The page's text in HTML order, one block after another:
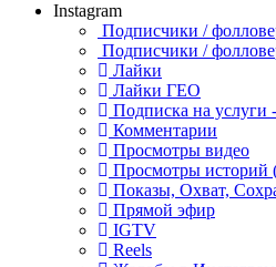
Instagram
Подписчики /
Подписчики /
Лайки
Лайки ГЕО
Подписка на услуги
Комментарии
Просмотры видео
Просмотры историй
Показы, Охват,
Прямой эфир
IGTV
Reels